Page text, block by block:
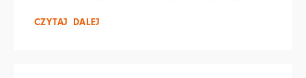
CZYTAJ DALEJ